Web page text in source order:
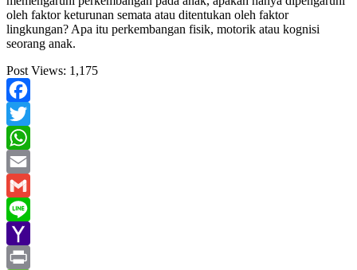
oleh faktor keturunan semata atau ditentukan oleh faktor
lingkungan? Apa itu perkembangan fisik, motorik atau kognisi
seorang anak.
Post Views: 1,175
Facebook
Twitter
WhatsApp
Email
Gmail
Line
Yahoo